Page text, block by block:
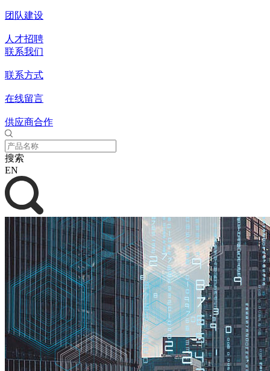
团队建设
人才招聘
联系我们
联系方式
在线留言
供应商合作
搜索
EN